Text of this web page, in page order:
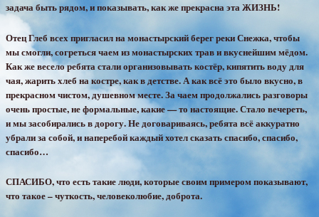
задача быть рядом, и показывать, как же прекрасна эта ЖИЗНЬ!
Отец Глеб всех пригласил на монастырский берег реки Снежка, чтобы
мы смогли, согреться чаем из монастырских трав и вкуснейшим мёдом.
Как же весело ребята стали организовывать костёр, кипятить воду для
чая, жарить хлеб на костре, как в детстве. А как всё это было вкусно, в
прекрасном чистом, душевном месте. За чаем продолжались разговоры
очень простые, не формальные, какие — то настоящие. Стало вечереть,
и мы засобирались в дорогу. Не договариваясь, ребята всё аккуратно
убрали за собой, и наперебой каждый хотел сказать спасибо, спасибо,
спасибо…
СПАСИБО, что есть такие люди, которые своим примером показывают,
что такое – чуткость, человеколюбие, доброта.